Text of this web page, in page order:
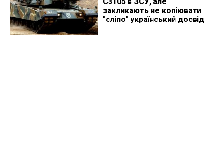
закликають не копіювати
"сліпо" український досвід